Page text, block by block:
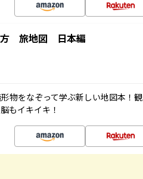
方 旅地図 日本編
物をなぞって学ぶ新しい地図本！
もイキイキ！